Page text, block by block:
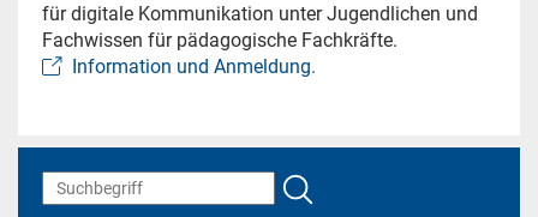
für digitale Kommunikation unter Jugendlichen und
Fachwissen für pädagogische Fachkräfte.
Information und Anmeldung.